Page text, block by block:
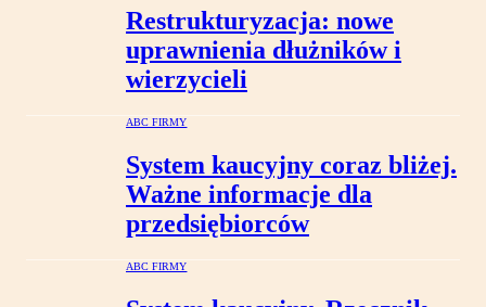
Restrukturyzacja: nowe
uprawnienia dłużników i
wierzycieli
ABC FIRMY
System kaucyjny coraz bliżej.
Ważne informacje dla
przedsiębiorców
ABC FIRMY